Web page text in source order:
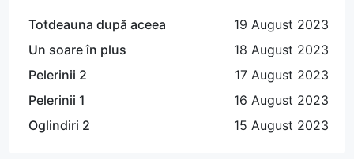
Totdeauna după aceea
19 August 2023
Un soare în plus
18 August 2023
Pelerinii 2
17 August 2023
Pelerinii 1
16 August 2023
Oglindiri 2
15 August 2023